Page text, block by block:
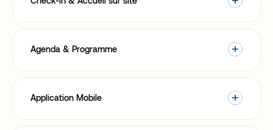
Agenda & Programme
Application Mobile